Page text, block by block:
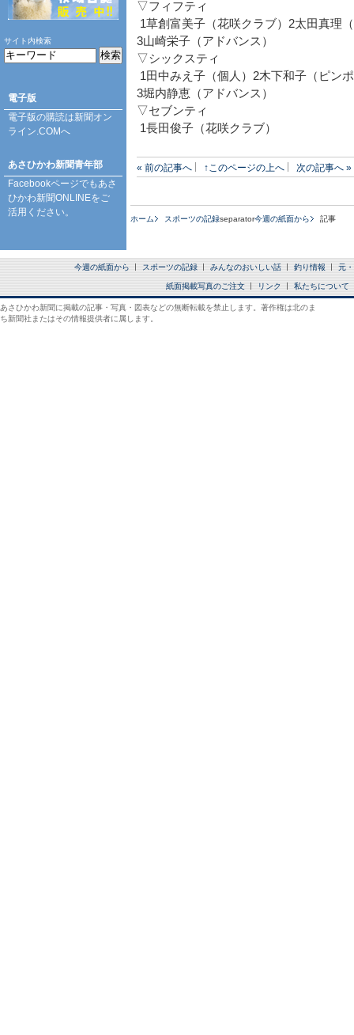
▽フィフティ
1草創富美子（花咲クラブ）2太田真理
3山崎栄子（アドバンス）
▽シックスティ
1田中みえ子（個人）2木下和子（ピン
3堀内静恵（アドバンス）
▽セブンティ
1長田俊子（花咲クラブ）
« 前の記事へ ↑このページの上へ 次の記事へ »
ホーム スポーツの記録separator今週の紙面から 記事
サイト内検索
電子版
電子版の購読は新聞オン
ライン.COMへ
あさひかわ新聞青年部
Facebookページでもあさ
ひかわ新聞ONLINEをご
活用ください。
今週の紙面から スポーツの記録 みんなのおいしい話 釣り情報 元
紙面掲載写真のご注文 リンク 私たちについて
あさひかわ新聞に掲載の記事・写真・図表などの無断転載を禁止します。著作権は北のま
ち新聞社またはその情報提供者に属します。